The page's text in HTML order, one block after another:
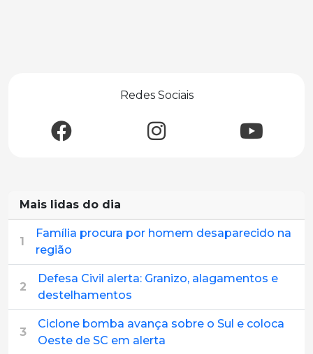
Redes Sociais
Mais lidas do dia
1
Família procura por homem desaparecido na
região
2
Defesa Civil alerta: Granizo, alagamentos e
destelhamentos
3
Ciclone bomba avança sobre o Sul e coloca
Oeste de SC em alerta